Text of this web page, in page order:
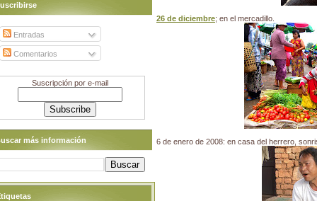
26 de diciembre; en el mercadillo.
6 de enero de 2008: en casa del herrero,
Entradas
Comentarios
Suscripción por e-mail
más información